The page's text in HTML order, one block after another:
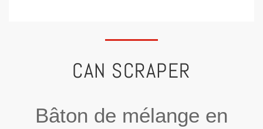
CAN SCRAPER
Bâton de mélange en